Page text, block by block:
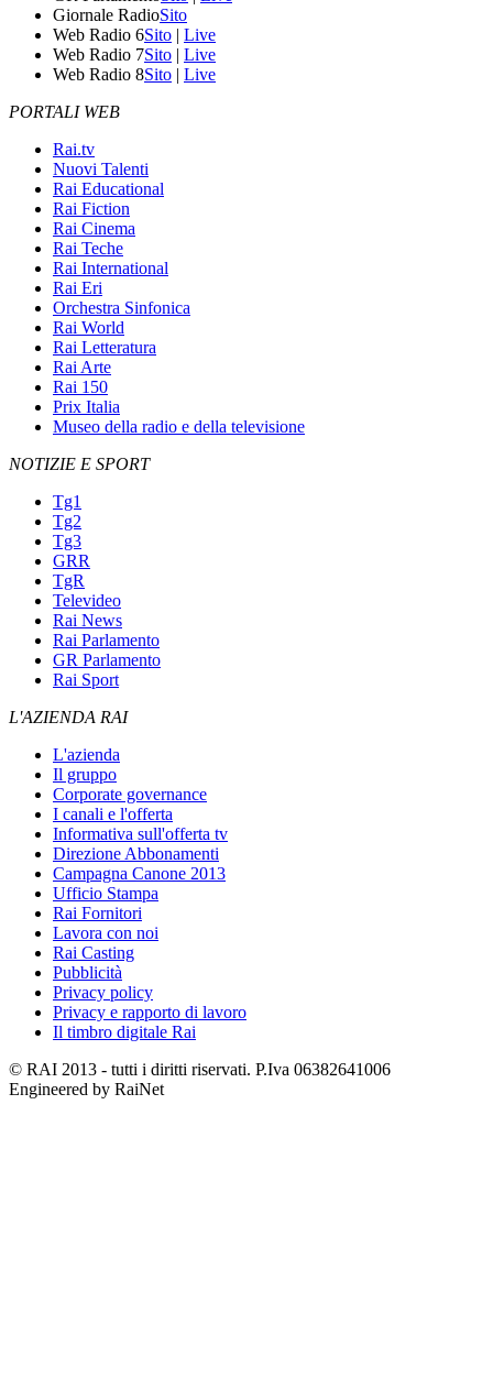
Giornale RadioSito
Web Radio 6Sito | Live
Web Radio 7Sito | Live
Web Radio 8Sito | Live
PORTALI WEB
Rai.tv
Nuovi Talenti
Rai Educational
Rai Fiction
Rai Cinema
Rai Teche
Rai International
Rai Eri
Orchestra Sinfonica
Rai World
Rai Letteratura
Rai Arte
Rai 150
Prix Italia
Museo della radio e della televisione
NOTIZIE E SPORT
Tg1
Tg2
Tg3
GRR
TgR
Televideo
Rai News
Rai Parlamento
GR Parlamento
Rai Sport
L'AZIENDA RAI
L'azienda
Il gruppo
Corporate governance
I canali e l'offerta
Informativa sull'offerta tv
Direzione Abbonamenti
Campagna Canone 2013
Ufficio Stampa
Rai Fornitori
Lavora con noi
Rai Casting
Pubblicità
Privacy policy
Privacy e rapporto di lavoro
Il timbro digitale Rai
© RAI 2013 - tutti i diritti riservati. P.Iva 06382641006
Engineered by RaiNet